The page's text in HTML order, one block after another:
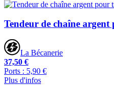
Tendeur de chaîne
La Bécanerie
37,50 €
Ports : 5,90 €
Plus d'infos